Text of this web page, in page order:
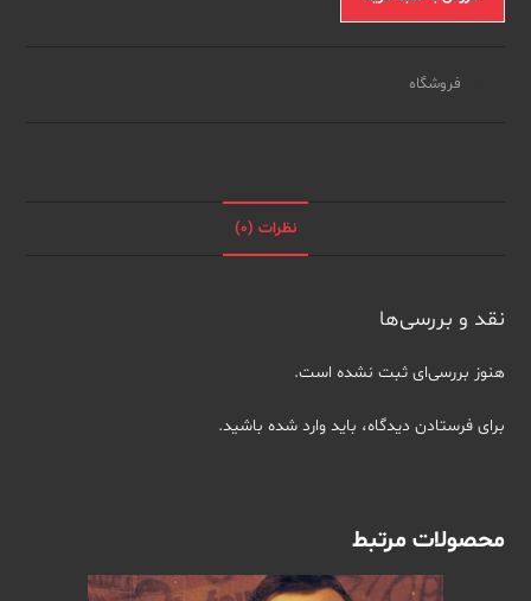
فروشگاه
نظرات (0)
نقد و بررسی‌ها
هنوز بررسی‌ای ثبت نشده است.
برای فرستادن دیدگاه، بایدوارد شده باشید.
محصولات مرتبط